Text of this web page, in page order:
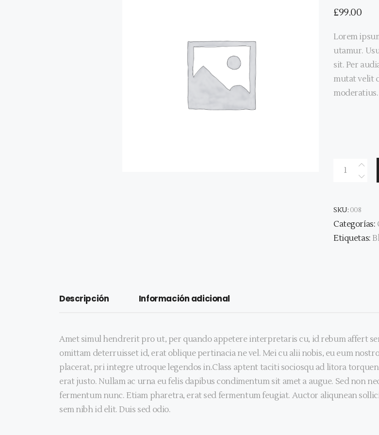
£99.00
Lorem
utamur.
sit. Per
mutat velit
moderatius.
Quantity
SKU: 008
Categorías:
Etiquetas:
Descripción Información adicional
Amet simul hendrerit pro ut, per quando appetere interpretaris cu, id rebum affert
omittam deterruisset id, erat oblique pertinacia ne vel. Mei cu alii nobis, eu eum
placerat, pri integre utroque legendos in.Class aptent taciti sociosqu ad litora
erat justo. Nullam ac urna eu felis dapibus condimentum sit amet a augue. Sed non
fermentum nunc. Etiam pharetra, erat sed fermentum feugiat. Auctor aliqunean
sem nibh id elit. Duis sed odio.